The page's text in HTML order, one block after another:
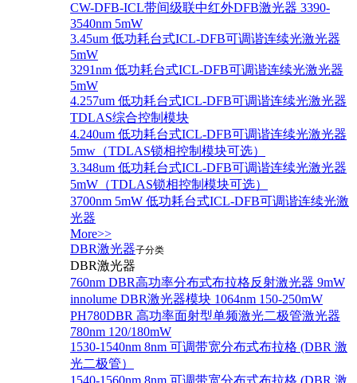
CW-DFB-ICL带间级联中红外DFB激光器 3390-
3540nm 5mW
3.45um 低功耗台式ICL-DFB可调谐连续光激光器
5mW
3291nm 低功耗台式ICL-DFB可调谐连续光激光器
5mW
4.257um 低功耗台式ICL-DFB可调谐连续光激光器
TDLAS综合控制模块
4.240um 低功耗台式ICL-DFB可调谐连续光激光器
5mw（TDLAS锁相控制模块可选）
3.348um 低功耗台式ICL-DFB可调谐连续光激光器
5mW（TDLAS锁相控制模块可选）
3700nm 5mW 低功耗台式ICL-DFB可调谐连续光激
光器
More>>
DBR激光器子分类
DBR激光器
760nm DBR高功率分布式布拉格反射激光器 9mW
innolume DBR激光器模块 1064nm 150-250mW
PH780DBR 高功率面射型单频激光二极管激光器
780nm 120/180mW
1530-1540nm 8nm 可调带宽分布式布拉格 (DBR 激
光二极管）
1540-1560nm 8nm 可调带宽分布式布拉格 (DBR 激